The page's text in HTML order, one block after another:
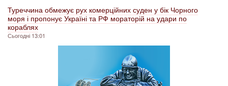
Туреччина обмежує рух комерційних суден у бік Чорного
моря і пропонує Україні та РФ мораторій на удари по
кораблях
Сьогодні 13:01